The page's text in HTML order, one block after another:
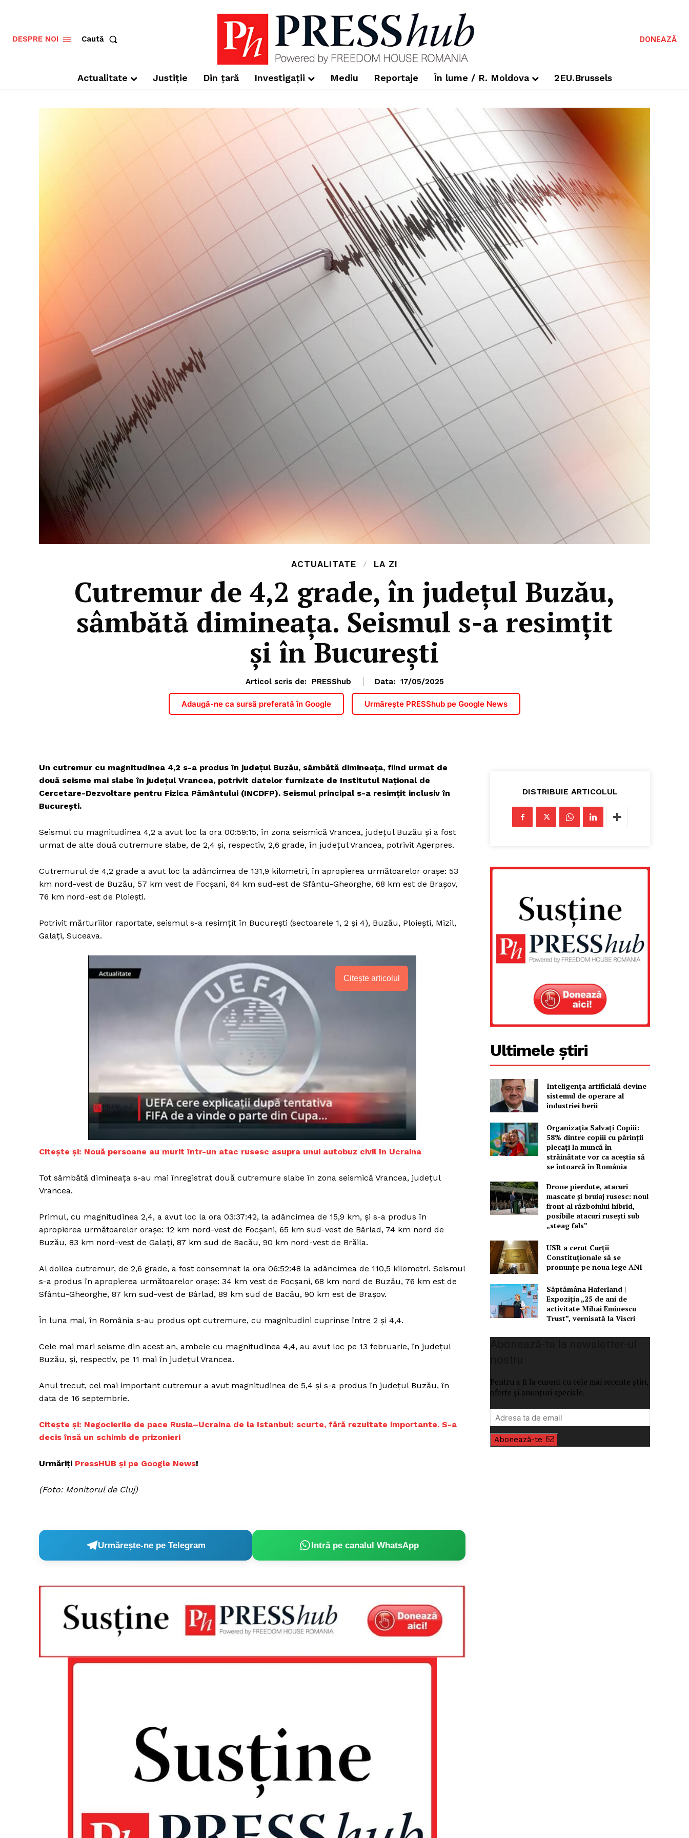
ROMÂNIA
PRESShub
Proiecte editoriale
DESPRE NOI Caută DONEAZĂ
Actualitate Justiție Din țară Investigații Mediu Reportaje În lume / R. Moldova 2EU.Brussels
ACTUALITATE LA ZI
Cutremur de 4,2 grade, în județul Buzău,
sâmbătă dimineața. Seismul s-a resimțit
și în București
Articol scris de: PRESShub Data: 17/05/2025
Adaugă-ne ca sursă preferată în Google Urmărește PRESShub pe Google News
Un cutremur cu magnitudinea 4,2 s-a produs în județul Buzău, sâmbătă dimineața, fiind urmat de
două seisme mai slabe în județul Vrancea, potrivit datelor furnizate de Institutul Naţional de
Cercetare-Dezvoltare pentru Fizica Pământului (INCDFP). Seismul principal s-a resimțit inclusiv în
București.
Seismul cu magnitudinea 4,2 a avut loc la ora 00:59:15, în zona seismică Vrancea, judeţul Buzău și a fost
urmat de alte două cutremure slabe, de 2,4 şi, respectiv, 2,6 grade, în judeţul Vrancea, potrivit Agerpres.
Cutremurul de 4,2 grade a avut loc la adâncimea de 131,9 kilometri, în apropierea următoarelor oraşe: 53
km nord-vest de Buzău, 57 km vest de Focşani, 64 km sud-est de Sfântu-Gheorghe, 68 km est de Braşov,
76 km nord-est de Ploieşti.
Potrivit mărturiilor raportate, seismul s-a resimţit în Bucureşti (sectoarele 1, 2 şi 4), Buzău, Ploieşti, Mizil,
Galaţi, Suceava.
Citește articolul
Citește și: Nouă persoane au murit într-un atac rusesc asupra unui autobuz civil în Ucraina
Tot sâmbătă dimineaţa s-au mai înregistrat două cutremure slabe în zona seismică Vrancea, judeţul
Vrancea.
Primul, cu magnitudinea 2,4, a avut loc la ora 03:37:42, la adâncimea de 15,9 km, şi s-a produs în
apropierea următoarelor oraşe: 12 km nord-vest de Focşani, 65 km sud-vest de Bârlad, 74 km nord de
Buzău, 83 km nord-vest de Galaţi, 87 km sud de Bacău, 90 km nord-vest de Brăila.
Al doilea cutremur, de 2,6 grade, a fost consemnat la ora 06:52:48 la adâncimea de 110,5 kilometri. Seismul
s-a produs în apropierea următoarelor oraşe: 34 km vest de Focşani, 68 km nord de Buzău, 76 km est de
Sfântu-Gheorghe, 87 km sud-vest de Bârlad, 89 km sud de Bacău, 90 km est de Braşov.
În luna mai, în România s-au produs opt cutremure, cu magnitudini cuprinse între 2 şi 4,4.
Cele mai mari seisme din acest an, ambele cu magnitudinea 4,4, au avut loc pe 13 februarie, în judeţul
Buzău, şi, respectiv, pe 11 mai în judeţul Vrancea.
Anul trecut, cel mai important cutremur a avut magnitudinea de 5,4 şi s-a produs în judeţul Buzău, în
data de 16 septembrie.
Citește și: Negocierile de pace Rusia–Ucraina de la Istanbul: scurte, fără rezultate importante. S-a
decis însă un schimb de prizonieri
Urmăriți PressHUB și pe Google News!
(Foto: Monitorul de Cluj)
Urmărește-ne pe Telegram Intră pe canalul WhatsApp
DISTRIBUIE ARTICOLUL
Ultimele știri
Inteligența artificială devine
sistemul de operare al
industriei berii
Organizația Salvați Copiii:
58% dintre copiii cu părinții
plecați la muncă în
străinătate vor ca aceștia să
se întoarcă în România
Drone pierdute, atacuri
mascate și bruiaj rusesc: noul
front al războiului hibrid,
posibile atacuri rusești sub
„steag fals”
USR a cerut Curții
Constituționale să se
pronunțe pe noua lege ANI
Săptămâna Haferland |
Expoziţia „25 de ani de
activitate Mihai Eminescu
Trust”, vernisată la Viscri
Pentru a fi la curent cu cele mai recente știri,
oferte și anunțuri speciale.
Abonează-te